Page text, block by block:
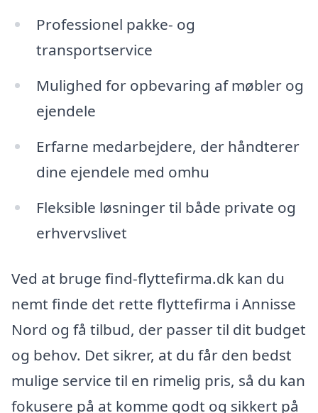
Professionel pakke- og
transportservice
Mulighed for opbevaring af møbler og
ejendele
Erfarne medarbejdere, der håndterer
dine ejendele med omhu
Fleksible løsninger til både private og
erhvervslivet
Ved at bruge find-flyttefirma.dk kan du
nemt finde det rette flyttefirma i Annisse
Nord og få tilbud, der passer til dit budget
og behov. Det sikrer, at du får den bedst
mulige service til en rimelig pris, så du kan
fokusere på at komme godt og sikkert på